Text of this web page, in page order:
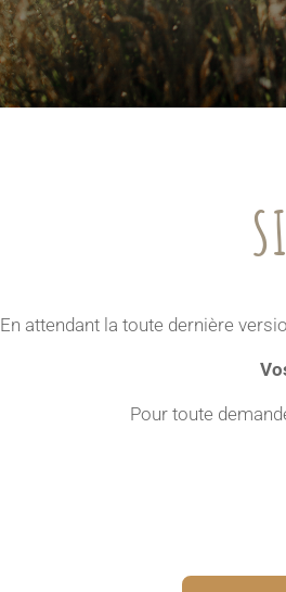
En attendant la toute dernière
Pour toute